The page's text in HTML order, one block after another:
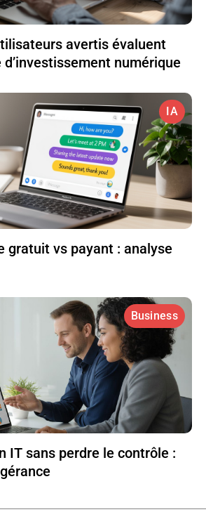
avertis évaluent
numérique
IA
gratuit vs payant : analyse
Business
IT sans perdre le contrôle :